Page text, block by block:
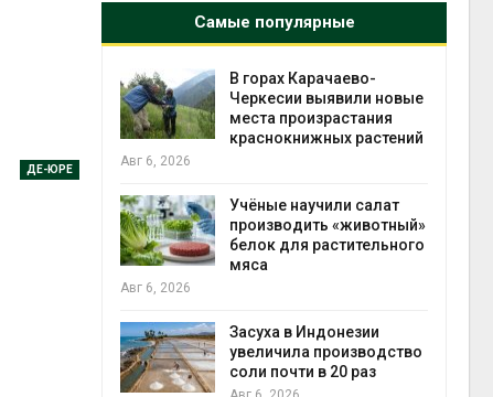
ДЕ-ЮРЕ
Самые популярные
140
сбора
В горах Карачаево-
Черкесии выявили новые
места произрастания
краснокнижных растений
Авг 6, 2026
Учёные научили салат
производить «животный»
белок для растительного
мяса
Авг 6, 2026
Засуха в Индонезии
увеличила производство
соли почти в 20 раз